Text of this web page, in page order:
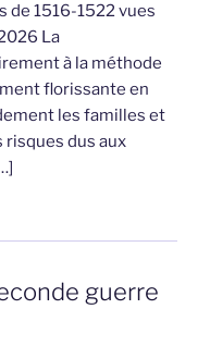
de 1516-1522 vues
La
à la méthode
florissante en
les familles et
dus aux
guerre